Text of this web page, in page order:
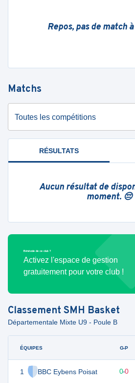
Repos, pas de match
Matchs
Toutes les compétitions
RÉSULTATS
Aucun résultat de
moment. 😔
Bénévole de ce club ?
Activez l'espace de gestion
gratuitement pour votre club !
Classement SMH Basket
Départementale Mixte U9 - Poule B
ÉQUIPES
1 BBC Eybens Poisat
G-P
0 0-0